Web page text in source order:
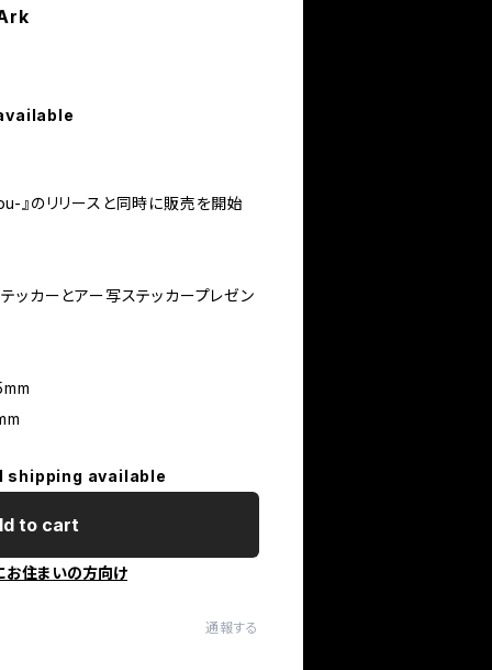
』のリリースと同時に販売を開始
ッカーとアー写ステッカープレゼン
shipping available
to cart
お住まいの方向け
通報する